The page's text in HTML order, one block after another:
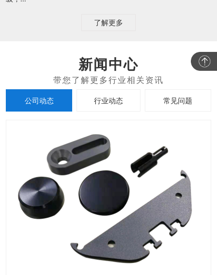
了解更多
新闻中心
公司动态 行业动态 常见问题